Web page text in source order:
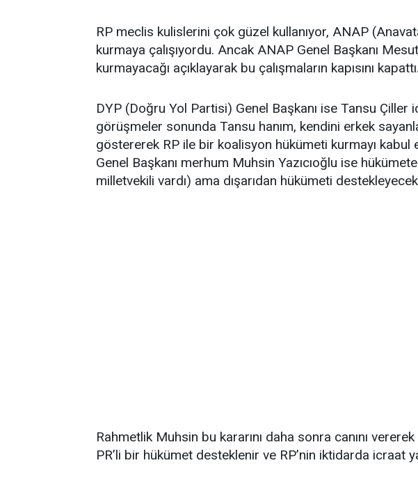
RP meclis kulislerini çok güzel kullanıyor, ANAP
kurmaya çalışıyordu. Ancak ANAP Genel Başkanı
kurmayacağı açıklayarak bu çalışmaların kapısını kapattı.
DYP (Doğru Yol Partisi) Genel Başkanı ise Tansu Çiller
görüşmeler sonunda Tansu hanım, kendini erkek
göstererek RP ile bir koalisyon hükümeti kurmayı kabul
Genel Başkanı merhum Muhsin Yazıcıoğlu ise
milletvekili vardı) ama dışarıdan hükümeti
Rahmetlik Muhsin bu kararını daha sonra canını
PR’li bir hükümet desteklenir ve RP’nin iktidarda icraat